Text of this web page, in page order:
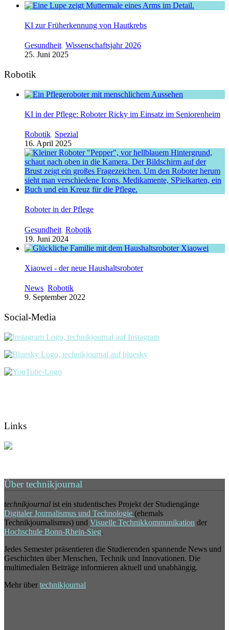
KI zur Früherkennung von Hautkrebs
Gesundheit, Wissenschaftsjahr 2026
25. Juni 2025
Robotik
KI in der Pflege: Roboter Ricky im Einsatz im Seniorenheim
Robotik, Spezial
16. April 2025
Roboter in der Pflege
Gesundheit, Robotik
19. Juni 2024
Xiaowei - der neue Haushaltsroboter
News, Robotik
9. September 2022
Social-Media
Links
Über technikjournal
technikjournal ist ein studentisches Projekt der Studiengänge
Digitaler Journalismus und Technologie (ehemals
Technikjournalismus) und Visuelle Technikkommunikation der
Hochschule Bonn-Rhein-Sieg.
Jedes Semester präsentieren die Studierenden spannende News und
Geschichten über Menschen, Technik und Innovationen. Die
multimedialen Beiträge informieren aktuell und unabhängig.
Mehr über technikjournal